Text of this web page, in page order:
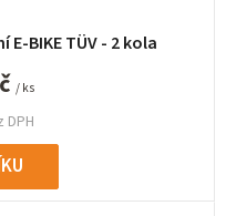
BIKE TÜV - 2 kola
DPH
/ ks